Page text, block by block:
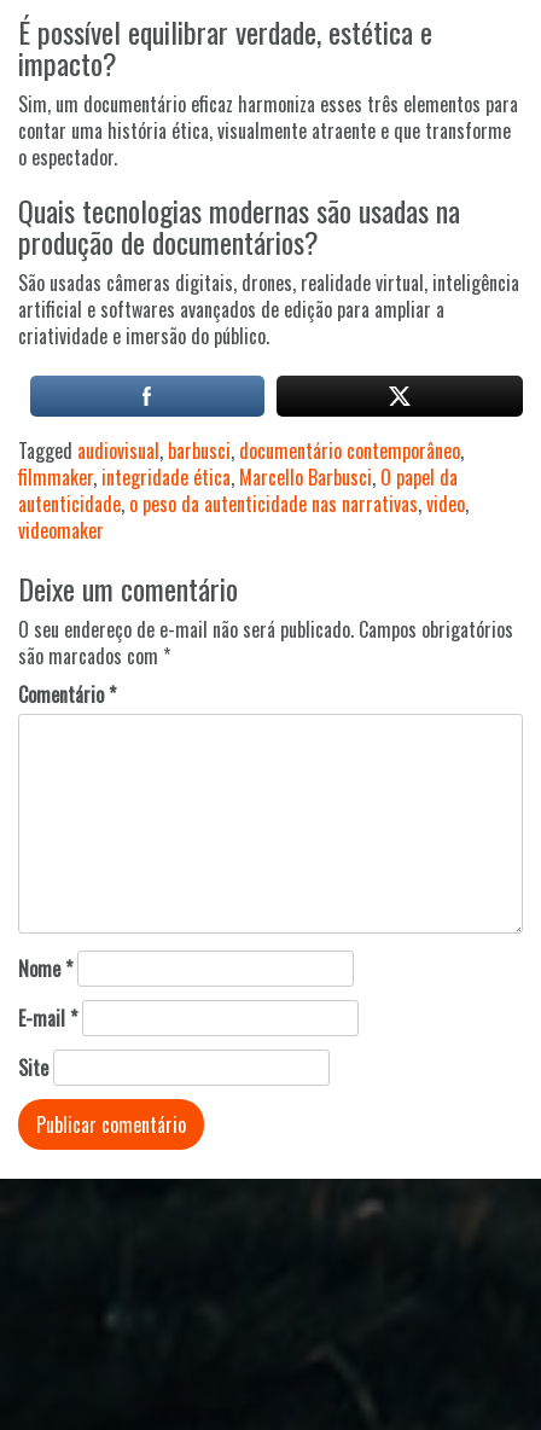
É possível equilibrar verdade, estética e
impacto?
Sim, um documentário eficaz harmoniza esses três elementos para
contar uma história ética, visualmente atraente e que transforme
o espectador.
Quais tecnologias modernas são usadas na
produção de documentários?
São usadas câmeras digitais, drones, realidade virtual, inteligência
artificial e softwares avançados de edição para ampliar a
criatividade e imersão do público.
Tagged audiovisual, barbusci, documentário contemporâneo,
filmmaker, integridade ética, Marcello Barbusci, O papel da
autenticidade, o peso da autenticidade nas narrativas,video,
videomaker
de
Post
Deixe um comentário
O seu endereço de e-mail não será publicado. Campos obrigatórios
são marcados com *
Comentário*
Nome*
E-mail*
Site